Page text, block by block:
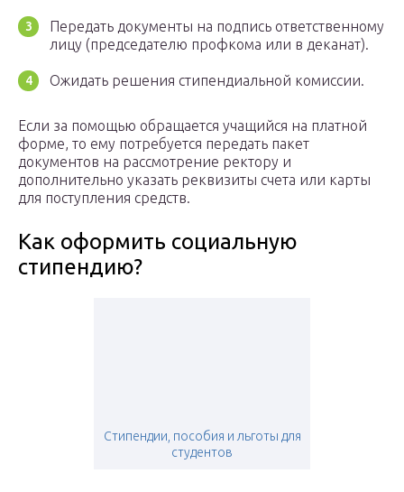
Передать документы на подпись ответственному
лицу (председателю профкома или в деканат).
Ожидать решения стипендиальной комиссии.
Если за помощью обращается учащийся на платной
форме, то ему потребуется передать пакет
документов на рассмотрение ректору и
дополнительно указать реквизиты счета или карты
для поступления средств.
Как оформить социальную
стипендию?
Стипендии, пособия и льготы для
студентов